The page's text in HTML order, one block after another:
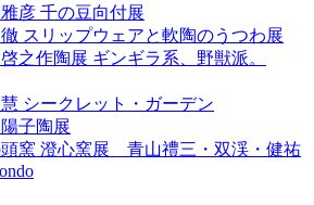
彦 千の豆向付展
スリップウェアと軟陶のうつわ展
之作陶展 ギンギラ系、野獣派。
シークレット・ガーデン
子陶展
窯 澄心窯展 青山禮三・双渓・健祐